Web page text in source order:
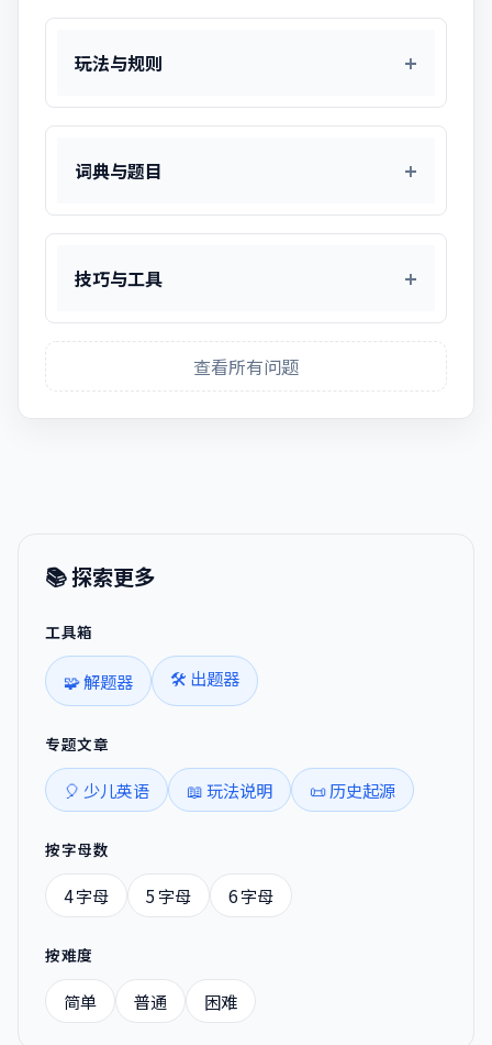
玩法与规则
词典与题目
技巧与工具
查看所有问题
📚 探索更多
工具箱
🧩 解题器 🛠️ 出题器
专题文章
🎈 少儿英语 📖 玩法说明 📜 历史起源
按字母数
4 字母 5 字母 6 字母
按难度
简单 普通 困难